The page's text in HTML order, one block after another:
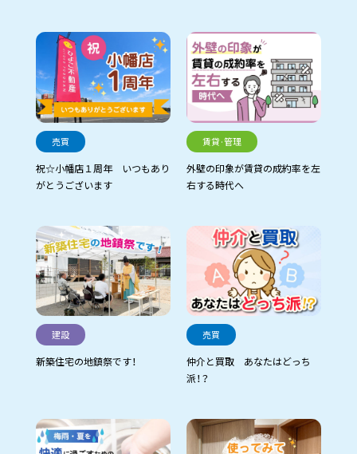
売買
祝☆小幡店１周年 いつもあり
がとうございます
賃貸·管理
外壁の印象が賃貸の成約率を左
右する時代へ
建設
新築住宅の地鎮祭です！
売買
仲介と買取 あなたはどっち
派！？